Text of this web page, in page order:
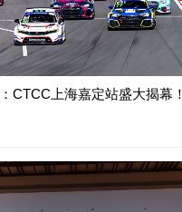
CTCC上海嘉定站盛大揭幕！